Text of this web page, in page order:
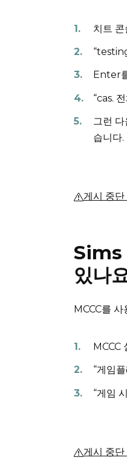
치트
Enter
“cas.
그런
습니다.
게시 중단
Sims
있나
MCCC를
MCCC
“게임
“게임
게시 중단